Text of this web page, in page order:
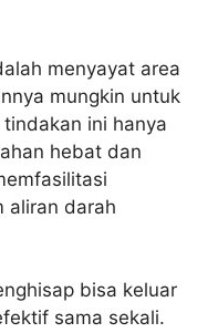
menyayat area
mungkin untuk
ini hanya
hebat dan
aliran darah
bisa keluar
sama sekali.